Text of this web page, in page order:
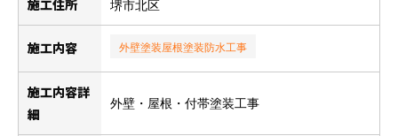
施工住所 堺市北区
施工内容 外壁塗装屋根塗装防水工事
施工内容詳
細
外壁・屋根・付帯塗装工事